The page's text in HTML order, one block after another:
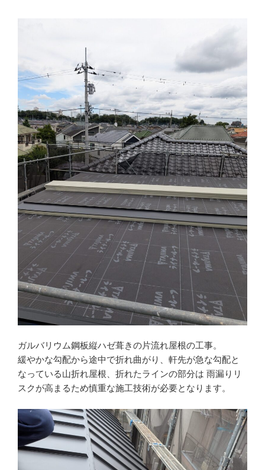
ガルバリウム鋼板縦ハゼ葺きの片流れ屋根の工事。
緩やかな勾配から途中で折れ曲がり、軒先が急な勾配と
なっている山折れ屋根、折れたラインの部分は 雨漏りリ
スクが高まるため慎重な施工技術が必要となります。